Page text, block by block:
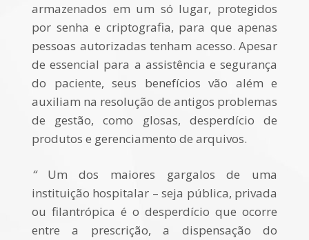
armazenados em um só lugar, protegidos
por senha e criptografia, para que apenas
pessoas autorizadas tenham acesso. Apesar
de essencial para a assistência e segurança
do paciente, seus benefícios vão além e
auxiliam na resolução de antigos problemas
de gestão, como glosas, desperdício de
produtos e gerenciamento de arquivos.
“ Um dos maiores gargalos de uma
instituição hospitalar – seja pública, privada
ou filantrópica é o desperdício que ocorre
entre a prescrição, a dispensação do